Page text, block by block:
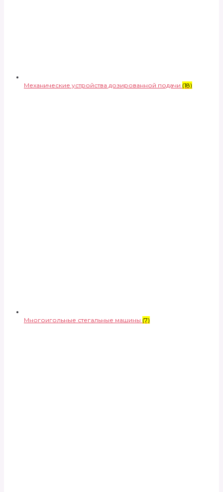
Механические устройства дозированной подачи (18)
Многоигольные стегальные машины (7)